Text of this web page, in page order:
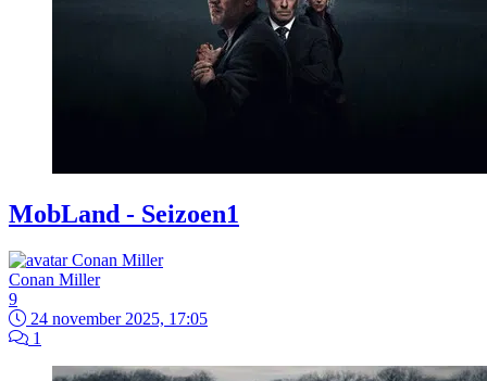
MobLand - Seizoen1
Conan Miller
9
24 november 2025, 17:05
1